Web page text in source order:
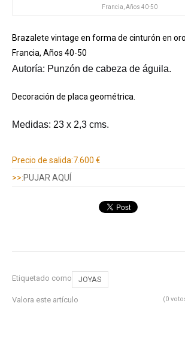
Francia, Años 40-50
Brazalete vintage en forma de cinturón en
Francia, Años 40-50
Autoría: Punzón de cabeza de águila.
Decoración de placa geométrica.
Medidas: 23 x 2,3 cms.
Precio de salida:7.600 €
>>:PUJAR AQUÍ
Etiquetado como JOYAS
Valora este artículo (0